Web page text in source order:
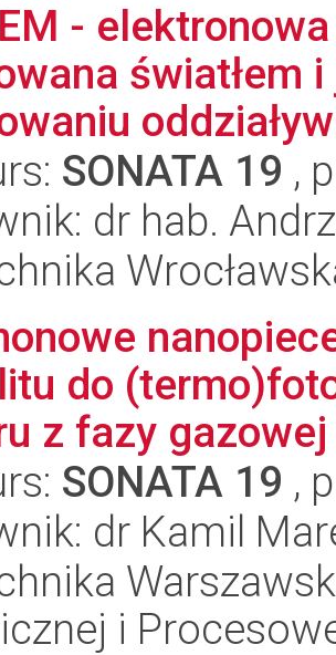
-
światłem
SONATA 19 ,
dr hab.
do
z fazy
SONATA 19 ,
dr Kamil
i